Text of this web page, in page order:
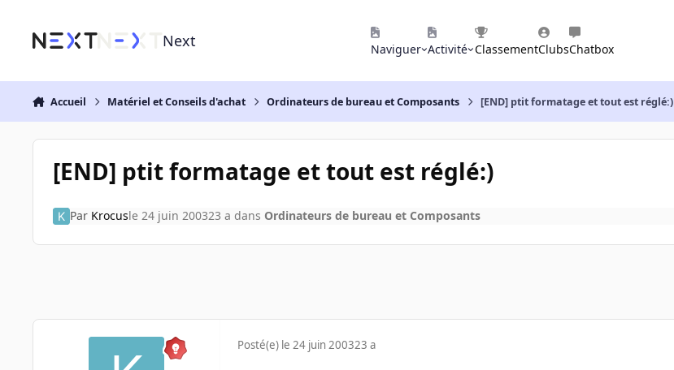
Next Naviguer Activité ClassementClubsChatbox
Accueil Matériel et Conseils d'achat Ordinateurs de bureau et Composants [END] ptit formatage et tout est réglé:)
[END] ptit formatage et tout est réglé:)
Par Krocusle 24 juin 200323 a dans Ordinateurs de bureau et Composants
Posté(e) le 24 juin 200323 a